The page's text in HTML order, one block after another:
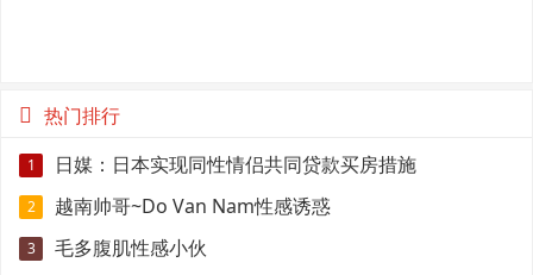
热门排行
1 日媒：日本实现同性情侣共同贷款买房措施
2 越南帅哥~Do Van Nam性感诱惑
3 毛多腹肌性感小伙